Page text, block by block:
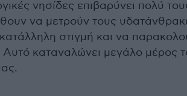
νησίδες επιβαρύνει πολύ
να μετρούν τους
στιγμή και να
Αυτό καταναλώνει μεγάλο μέρος